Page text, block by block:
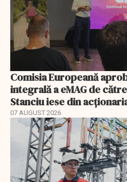
Comisia Europeană
integrală a eMAG de
Stanciu iese din
07 AUGUST 2026